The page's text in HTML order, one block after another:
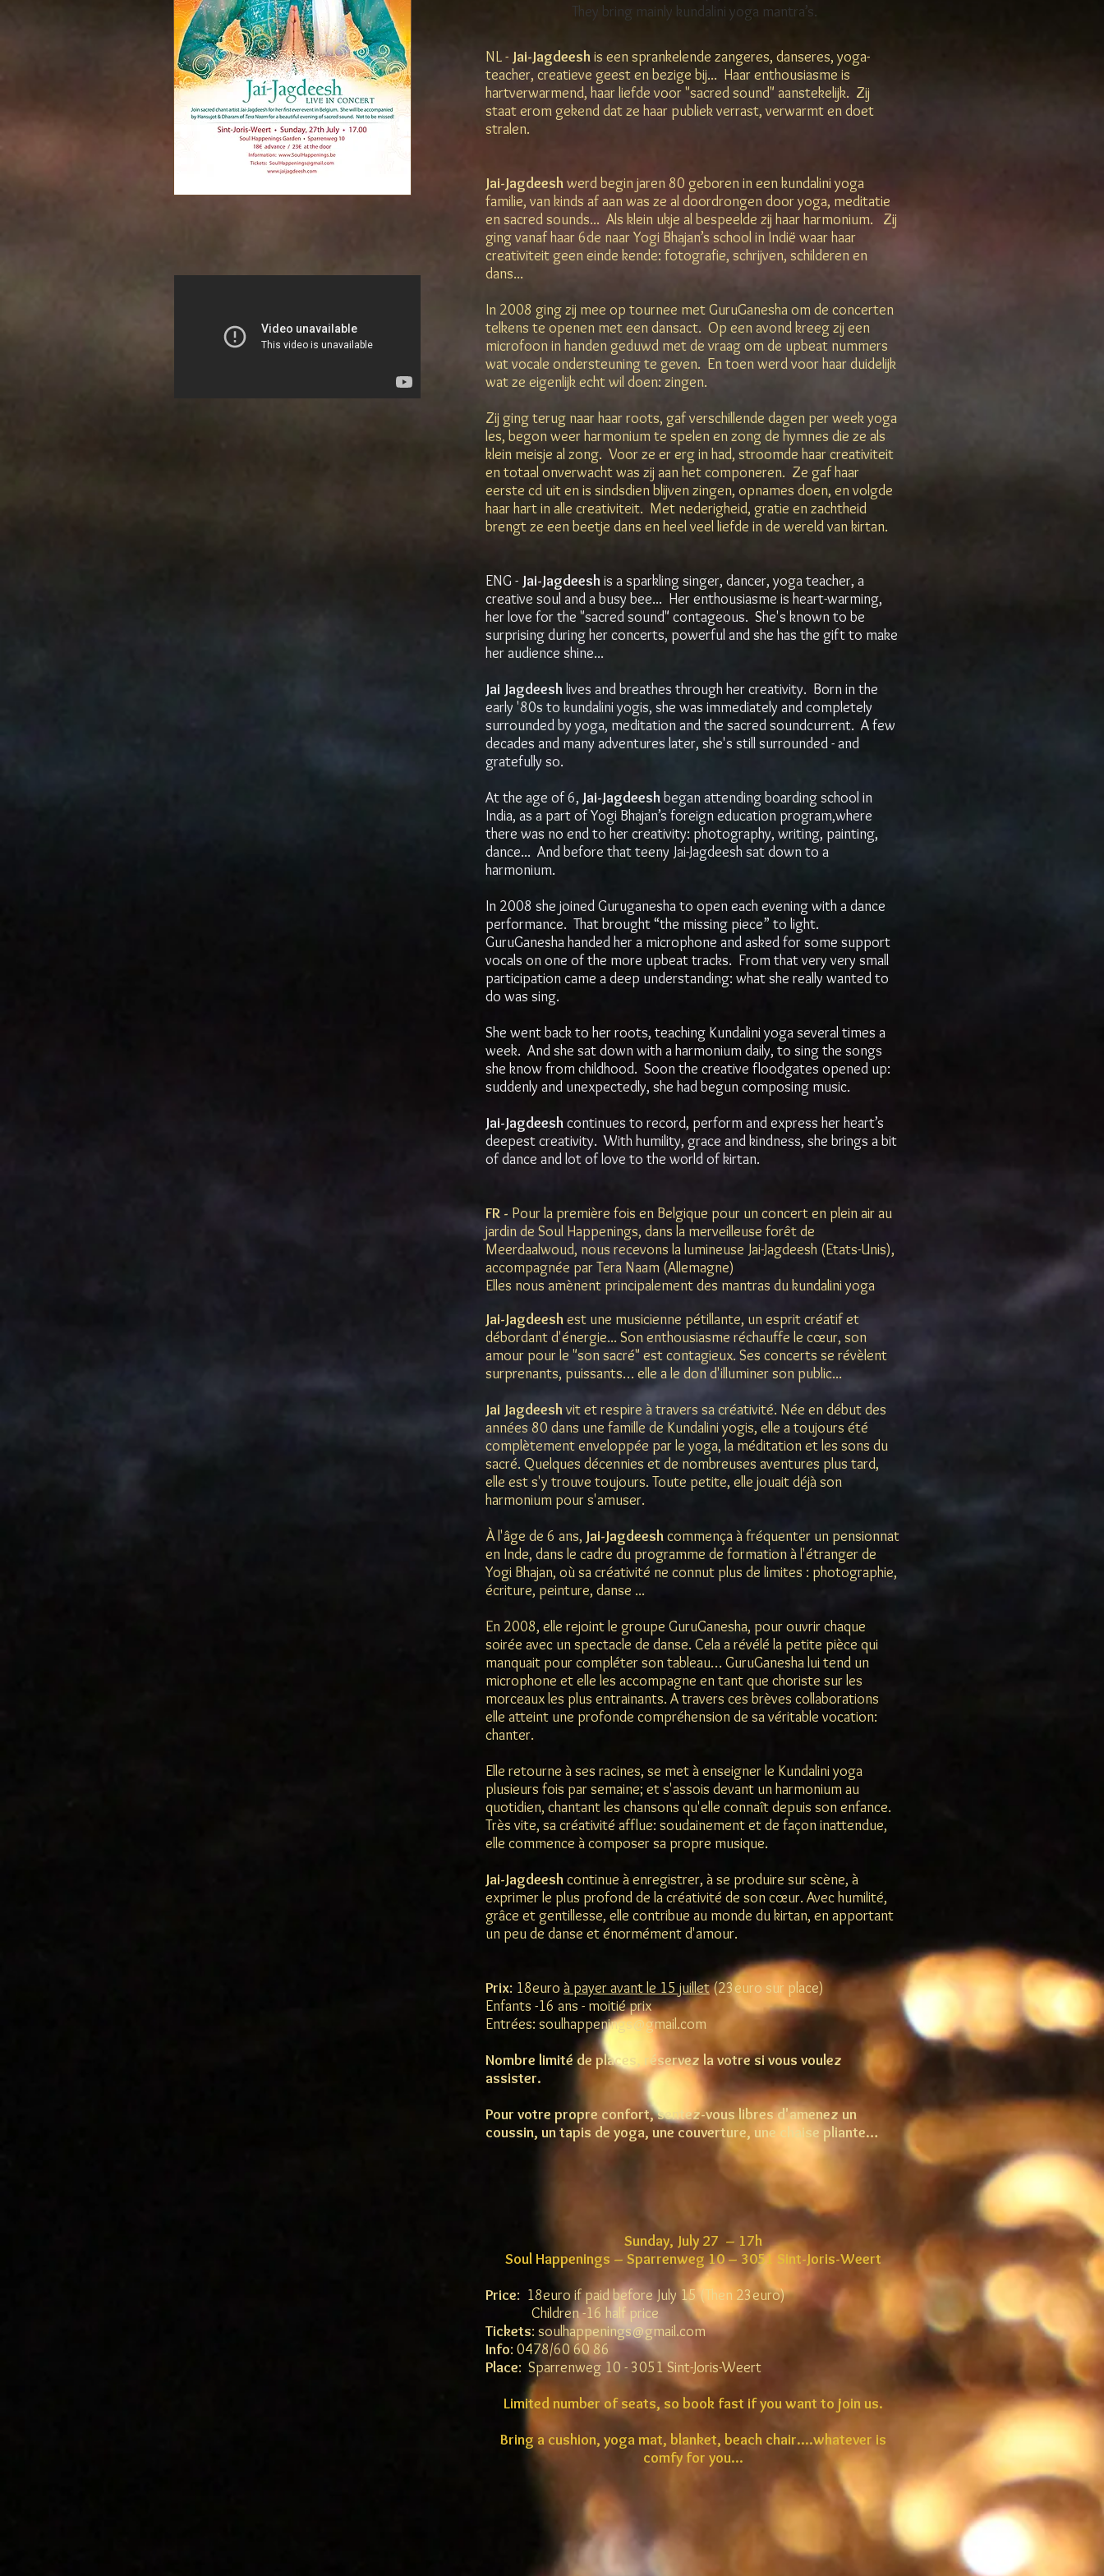
They bring mainly kundalini yoga mantra’s.
NL - Jai-Jagdeeshis een sprankelende zangeres, danseres, yoga-
teacher, creatieve geest en bezige bij... Haar enthousiasme is
hartverwarmend, haar liefde voor "sacred sound" aanstekelijk. Zij
staat erom gekend dat ze haar publiek verrast, verwarmt en doet
stralen.
Jai-Jagdeeshwerd begin jaren 80 geboren in een kundalini yoga
familie, van kinds af aan was ze al doordrongen door yoga, meditatie
en sacred sounds... Als klein ukje al bespeelde zij haar harmonium. Zij
ging vanaf haar 6de naar Yogi Bhajan’s school in Indië waar haar
creativiteit geen einde kende: fotografie, schrijven, schilderen en
dans...
In 2008 ging zij mee op tournee met GuruGanesha om de concerten
telkens te openen met een dansact. Op een avond kreeg zij een
microfoon in handen geduwd met de vraag om de upbeat nummers
wat vocale ondersteuning te geven. En toen werd voor haar duidelijk
wat ze eigenlijk echt wil doen: zingen.
Zij ging terug naar haar roots, gaf verschillende dagen per week yoga
les, begon weer harmonium te spelen en zong de hymnes die ze als
klein meisje al zong. Voor ze er erg in had, stroomde haar creativiteit
en totaal onverwacht was zij aan het componeren. Ze gaf haar
eerste cd uit en is sindsdien blijven zingen, opnames doen, en volgde
haar hart in alle creativiteit. Met nederigheid, gratie en zachtheid
brengt ze een beetje dans en heel veel liefde in de wereld van kirtan.
ENG - Jai-Jagdeeshis a sparkling singer, dancer, yoga teacher, a
creative soul and a busy bee... Her enthousiasme is heart-warming,
her love for the "sacred sound" contageous. She's known to be
surprising during her concerts, powerful and she has the gift to make
her audience shine...
Jai Jagdeeshlives and breathes through her creativity. Born in the
early '80s to kundalini yogis, she was immediately and completely
surrounded by yoga, meditation and the sacred soundcurrent. A few
decades and many adventures later, she's still surrounded - and
gratefully so.
At the age of 6, Jai-Jagdeeshbegan attending boarding school in
India, as a part of Yogi Bhajan’s foreign education program,where
there was no end to her creativity: photography, writing, painting,
dance... And before that teeny Jai-Jagdeesh sat down to a
harmonium.
In 2008 she joined Guruganesha to open each evening with a dance
performance. That brought “the missing piece” to light.
GuruGanesha handed her a microphone and asked for some support
vocals on one of the more upbeat tracks. From that very very small
participation came a deep understanding: what she really wanted to
do was sing.
She went back to her roots, teaching Kundalini yoga several times a
week. And she sat down with a harmonium daily, to sing the songs
she know from childhood. Soon the creative floodgates opened up:
suddenly and unexpectedly, she had begun composing music.
Jai-Jagdeeshcontinues to record, perform and express her heart’s
deepest creativity. With humility, grace and kindness, she brings a bit
of dance and lot of love to the world of kirtan.
FR - Pour la première fois en Belgique pour un concert en plein air au
jardin de Soul Happenings, dans la merveilleuse forêt de
Meerdaalwoud, nous recevons la lumineuse Jai-Jagdeesh (Etats-Unis),
accompagnée par Tera Naam (Allemagne)
Elles nous amènent principalement des mantras du kundalini yoga
Jai-Jagdeeshest une musicienne pétillante, un esprit créatif et
débordant d'énergie... Son enthousiasme réchauffe le cœur, son
amour pour le "son sacré" est contagieux. Ses concerts se révèlent
surprenants, puissants… elle a le don d'illuminer son public...
Jai Jagdeeshvit et respire à travers sa créativité. Née en début des
années 80 dans une famille de Kundalini yogis, elle a toujours été
complètement enveloppée par le yoga, la méditation et les sons du
sacré. Quelques décennies et de nombreuses aventures plus tard,
elle est s'y trouve toujours. Toute petite, elle jouait déjà son
harmonium pour s'amuser.
À l'âge de 6 ans, Jai-Jagdeeshcommença à fréquenter un pensionnat
en Inde, dans le cadre du programme de formation à l'étranger de
Yogi Bhajan, où sa créativité ne connut plus de limites : photographie,
écriture, peinture, danse ...
En 2008, elle rejoint le groupe GuruGanesha, pour ouvrir chaque
soirée avec un spectacle de danse. Cela a révélé la petite pièce qui
manquait pour compléter son tableau… GuruGanesha lui tend un
microphone et elle les accompagne en tant que choriste sur les
morceaux les plus entrainants. A travers ces brèves collaborations
elle atteint une profonde compréhension de sa véritable vocation:
chanter.
Elle retourne à ses racines, se met à enseigner le Kundalini yoga
plusieurs fois par semaine; et s'assois devant un harmonium au
quotidien, chantant les chansons qu'elle connaît depuis son enfance.
Très vite, sa créativité afflue: soudainement et de façon inattendue,
elle commence à composer sa propre musique.
Jai-Jagdeeshcontinue à enregistrer, à se produire sur scène, à
exprimer le plus profond de la créativité de son cœur. Avec humilité,
grâce et gentillesse, elle contribue au monde du kirtan, en apportant
un peu de danse et énormément d'amour.
Prix: 18euro à payer avant le 15 juillet(23euro sur place)
Enfants -16 ans - moitié prix
Entrées: soulhappenings@gmail.com
Nombre limité de places, réservez la votre si vous voulez
assister.
Pour votre propre confort, sentez-vous libres d'amenez un
coussin, un tapis de yoga, une couverture, une chaise pliante…
Sunday, July 27 – 17h
Soul Happenings – Sparrenweg 10 – 3051 Sint-Joris-Weert
Price: 18euro if paid before July 15 (Then 23euro)
Children -16 half price
Tickets: soulhappenings@gmail.com
Info: 0478/60 60 86
Place: Sparrenweg 10 - 3051 Sint-Joris-Weert
Limited number of seats, so book fast if you want to join us.
Bring a cushion, yoga mat, blanket, beach chair....whatever is
comfy for you...